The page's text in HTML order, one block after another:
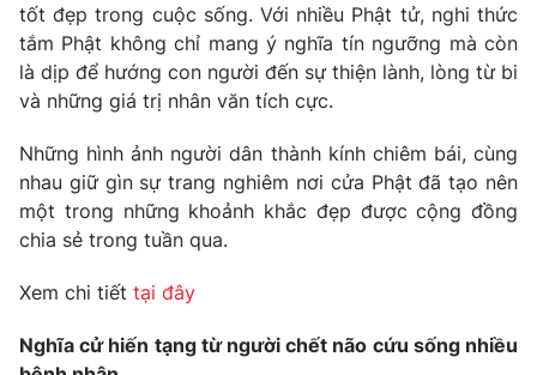
Tổng Biên tập:Vũ Thanh Thủy
Phó Tổng Biên tập: Nguyễn Thị Mỹ Hạnh, Phạm Quốc Thắng,
Nguyễn Trọng Ninh
Tổng đài VTV:024.38 355 931 - 024.38 355 932
Ðiện thoại Thời báo VTV:
024.66 897 897
Email: toasoan@vtv.vn
Liên hệ quảng cáo:024-7300.7108
tốt đẹp trong cuộc sống. Với nhiều Phật tử, nghi thức
tắm Phật không chỉ mang ý nghĩa tín ngưỡng mà còn
là dịp để hướng con người đến sự thiện lành, lòng từ bi
và những giá trị nhân văn tích cực.
Những hình ảnh người dân thành kính chiêm bái, cùng
nhau giữ gìn sự trang nghiêm nơi cửa Phật đã tạo nên
một trong những khoảnh khắc đẹp được cộng đồng
chia sẻ trong tuần qua.
Xem chi tiết tại đây
Nghĩa cử hiến tạng từ người chết não cứu sống nhiều